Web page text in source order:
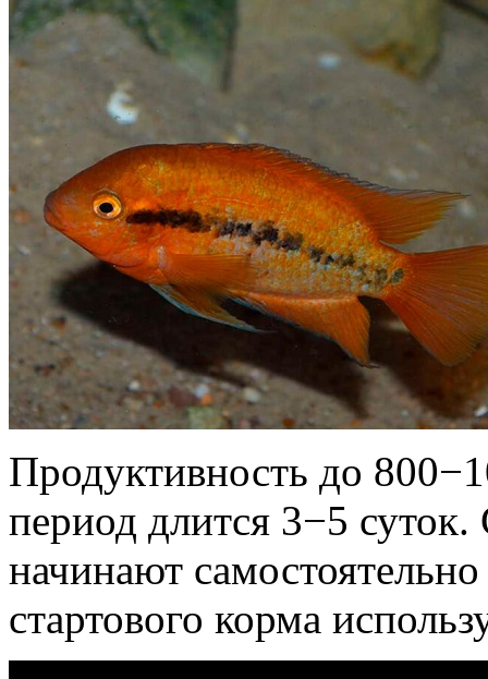
Продуктивность до
период длится 3−5
начинают
стартового корма